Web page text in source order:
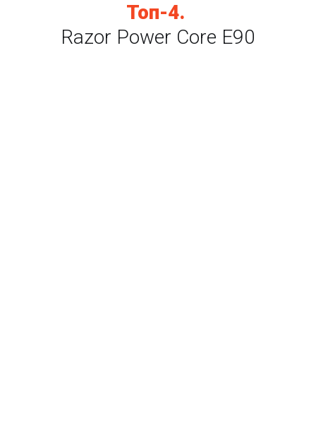
Топ-4.
Razor Power Core E90